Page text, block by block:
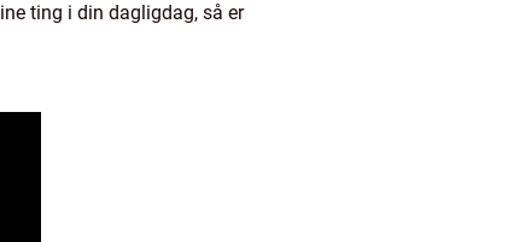
ting i din dagligdag, så er